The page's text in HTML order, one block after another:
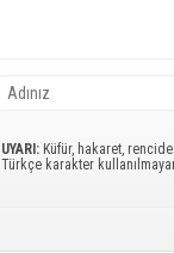
UYARI: Küfür, hakaret,
Türkçe karakter